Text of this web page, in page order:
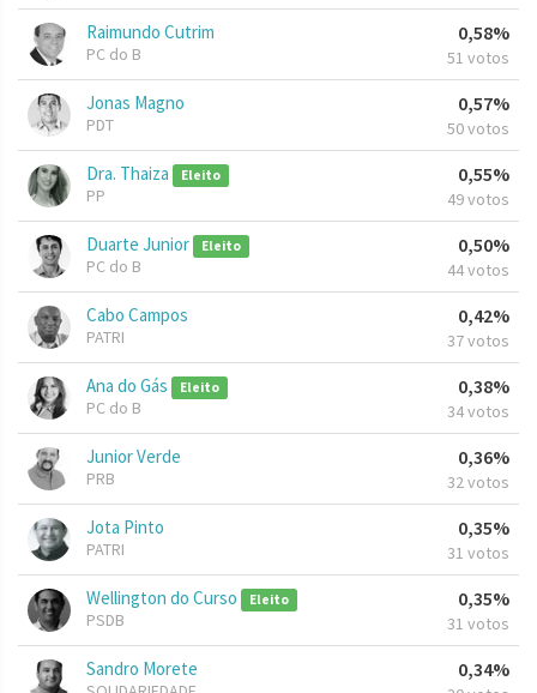
Raimundo Cutrim
PC do B
0,58%
51 votos
Jonas Magno
PDT
0,57%
50 votos
Dra. Thaiza Eleito
PP
0,55%
49 votos
Duarte Junior Eleito
PC do B
0,50%
44 votos
Cabo Campos
PATRI
0,42%
37 votos
Ana do Gás Eleito
PC do B
0,38%
34 votos
Junior Verde
PRB
0,36%
32 votos
Jota Pinto
PATRI
0,35%
31 votos
Wellington do Curso Eleito
PSDB
0,35%
31 votos
Sandro Morete 0,34%